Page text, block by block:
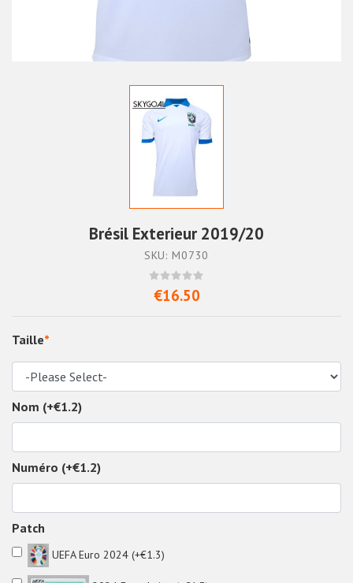
Brésil Exterieur 2019/20
SKU: M0730
€16.50
Taille*
Nom (+€1.2)
Numéro (+€1.2)
Patch
UEFA Euro 2024 (+€1.3)